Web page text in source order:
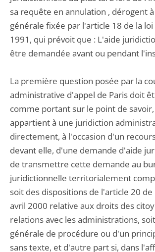
sa requête en annulation , dérogent
générale fixée par l'article 18 de la
1991, qui prévoit que : L'aide
être demandée avant ou pendant
La première question posée par la
administrative d'appel de Paris doit
comme portant sur le point de
appartient à une juridiction
directement, à l'occasion d'un
devant elle, d'une demande d'aide
de transmettre cette demande au
juridictionnelle territorialement
soit des dispositions de l'article 20 de
avril 2000 relative aux droits des
relations avec les administrations,
générale de procédure ou d'un
sans texte, et d'autre part si, dans